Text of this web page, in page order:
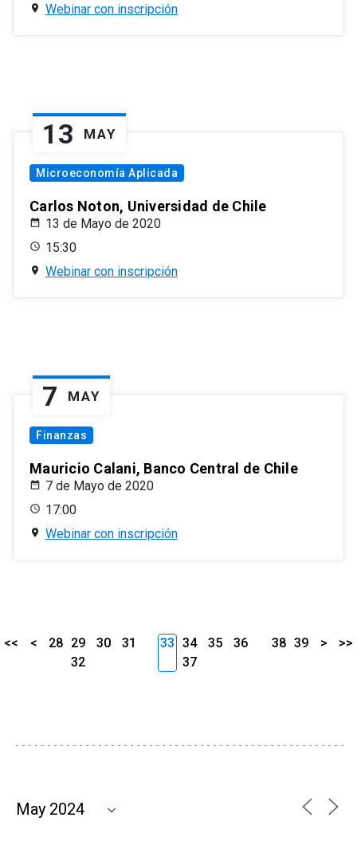
Webinar con inscripción
13 MAY
Microeconomía Aplicada
Carlos Noton, Universidad de Chile
13 de Mayo de 2020
15:30
Webinar con inscripción
7 MAY
Finanzas
Mauricio Calani, Banco Central de Chile
7 de Mayo de 2020
17:00
Webinar con inscripción
<< < 28 29 30
31
32
33 34 35
36
37
38 39 > >>